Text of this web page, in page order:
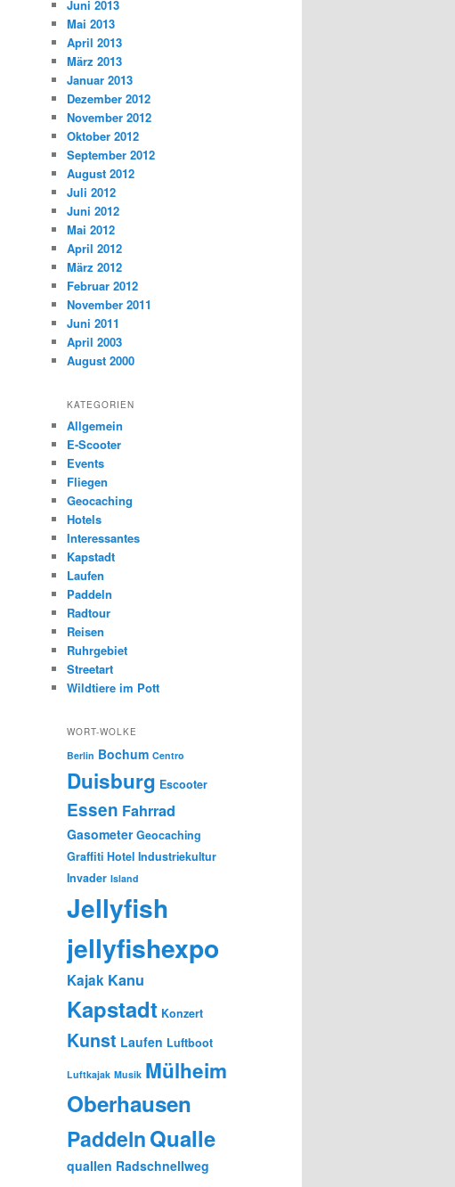
Juni 2013
Mai 2013
April 2013
März 2013
Januar 2013
Dezember 2012
November 2012
Oktober 2012
September 2012
August 2012
Juli 2012
Juni 2012
Mai 2012
April 2012
März 2012
Februar 2012
November 2011
Juni 2011
April 2003
August 2000
KATEGORIEN
Allgemein
E-Scooter
Events
Fliegen
Geocaching
Hotels
Interessantes
Kapstadt
Laufen
Paddeln
Radtour
Reisen
Ruhrgebiet
Streetart
Wildtiere im Pott
WORT-WOLKE
Berlin Bochum Centro
Duisburg Escooter
Essen Fahrrad
Gasometer Geocaching
Graffiti Hotel Industriekultur
Invader Island
Jellyfish
jellyfishexpo
Kajak Kanu
Kapstadt Konzert
Kunst Laufen Luftboot
Luftkajak Musik Mülheim
Oberhausen
PaddelnQualle
quallen Radschnellweg